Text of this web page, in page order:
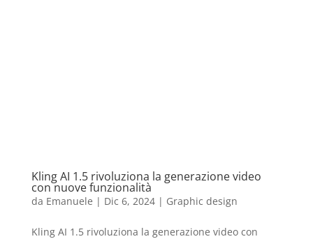
Kling AI 1.5 rivoluziona la generazione video
con nuove funzionalità
da Emanuele | Dic 6, 2024| Graphic design
Kling AI 1.5 rivoluziona la generazione video con